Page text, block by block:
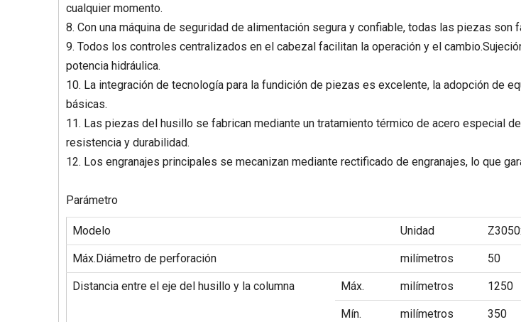
cualquier momento.
8. Con una máquina de seguridad de alimentación segura y confiable, todas las piezas son
9. Todos los controles centralizados en el cabezal facilitan la operación y el
potencia hidráulica.
10. La integración de tecnología para la fundición de piezas es excelente, la adopción de
básicas.
11. Las piezas del husillo se fabrican mediante un tratamiento térmico de acero especial
resistencia y durabilidad.
12. Los engranajes principales se mecanizan mediante rectificado de engranajes, lo que
Parámetro
Modelo Unidad
Máx.Diámetro de perforación milímetros 50
Distancia entre el eje del husillo y la columna Máx. milímetros 1250
Mín. milímetros 350